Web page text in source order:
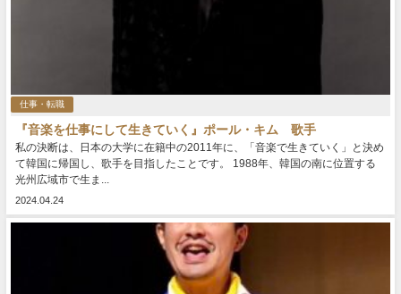
仕事・転職
『音楽を仕事にして生きていく』ポール・キム 歌手
私の決断は、日本の大学に在籍中の2011年に、「音楽で生きていく」と決め
て韓国に帰国し、歌手を目指したことです。 1988年、韓国の南に位置する
光州広域市で生ま...
2024.04.24